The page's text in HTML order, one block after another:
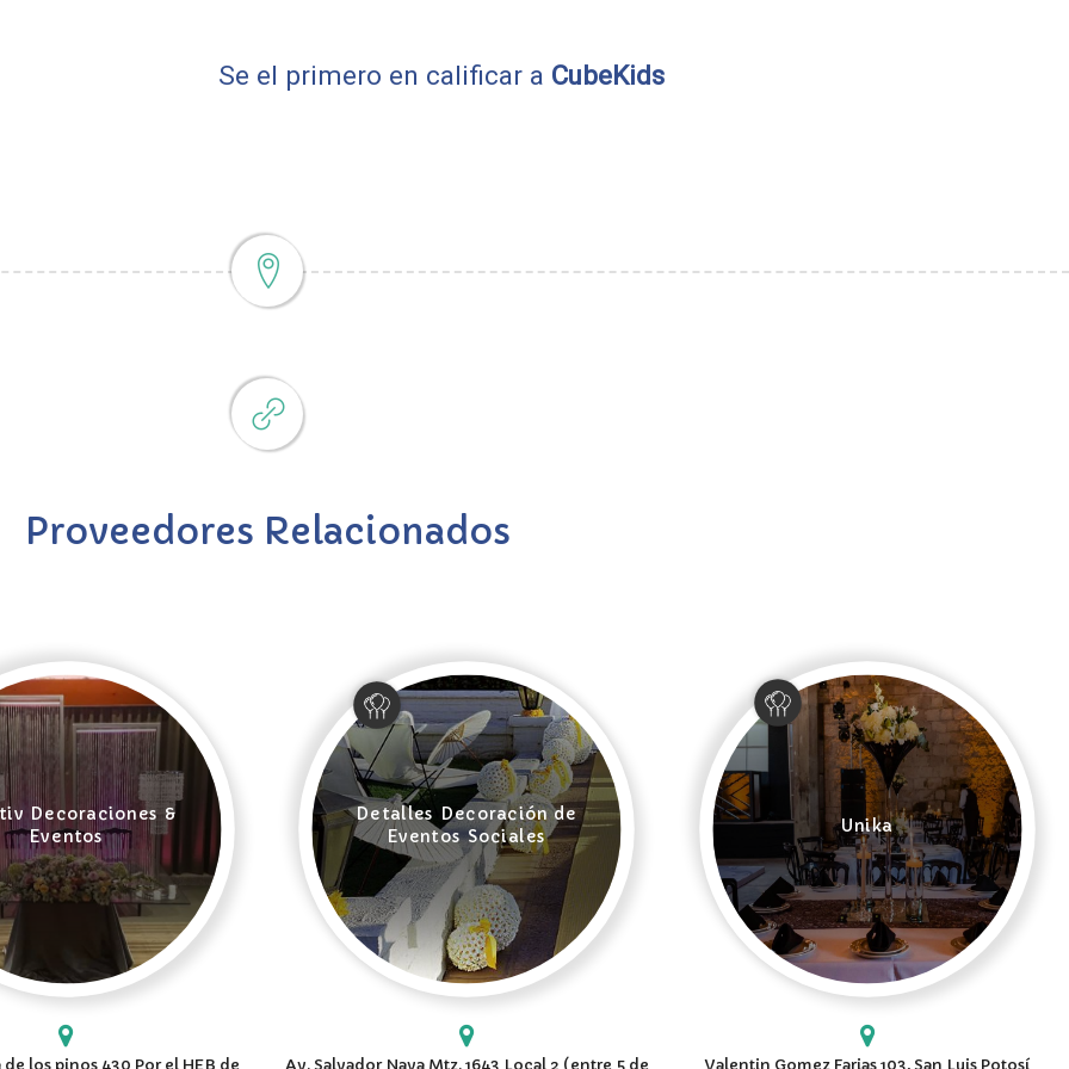
Se el primero en calificar a CubeKids
Proveedores Relacionados
Decoraciones &
Eventos
los pinos 430 Por el HEB de
Detalles Decoración de
Eventos Sociales
Av. Salvador Nava Mtz. 1643 Local 2 (entre 5 de
Unika
Valentin Gomez Farias 103, San Luis Potosí